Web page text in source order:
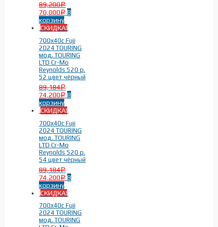
Дорожные велосипеды
Туристические велосипеды
Fuji(26)
89,200Р
70,000 Р В
корзину
СКИДКА!
700x40c Fuji
2024 TOURING
мод. TOURING
LTD Cr-Mo
Reynolds 520 р.
52 цвет чёрный
89,184Р
74,200 Р В
корзину
СКИДКА!
700x40c Fuji
2024 TOURING
мод. TOURING
LTD Cr-Mo
Reynolds 520 р.
54 цвет чёрный
89,184Р
74,200 Р В
корзину
СКИДКА!
700x40c Fuji
2024 TOURING
мод. TOURING